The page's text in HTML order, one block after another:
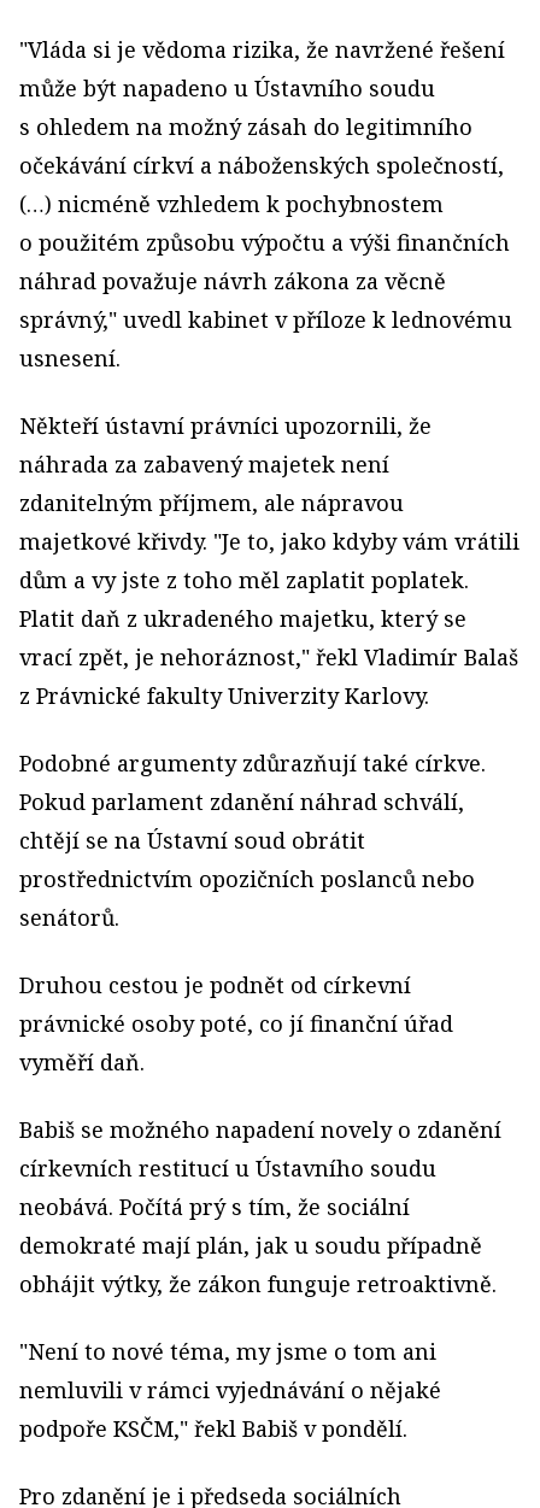
"Vláda si je vědoma rizika, že navržené řešení
může být napadeno u Ústavního soudu
s ohledem na možný zásah do legitimního
očekávání církví a náboženských společností,
(…) nicméně vzhledem k pochybnostem
o použitém způsobu výpočtu a výši finančních
náhrad považuje návrh zákona za věcně
správný," uvedl kabinet v příloze k lednovému
usnesení.
Někteří ústavní právníci upozornili, že
náhrada za zabavený majetek není
zdanitelným příjmem, ale nápravou
majetkové křivdy. "Je to, jako kdyby vám vrátili
dům a vy jste z toho měl zaplatit poplatek.
Platit daň z ukradeného majetku, který se
vrací zpět, je nehoráznost," řekl Vladimír Balaš
z Právnické fakulty Univerzity Karlovy.
Podobné argumenty zdůrazňují také církve.
Pokud parlament zdanění náhrad schválí,
chtějí se na Ústavní soud obrátit
prostřednictvím opozičních poslanců nebo
senátorů.
Druhou cestou je podnět od církevní
právnické osoby poté, co jí finanční úřad
vyměří daň.
Babiš se možného napadení novely o zdanění
církevních restitucí u Ústavního soudu
neobává. Počítá prý s tím, že sociální
demokraté mají plán, jak u soudu případně
obhájit výtky, že zákon funguje retroaktivně.
"Není to nové téma, my jsme o tom ani
nemluvili v rámci vyjednávání o nějaké
podpoře KSČM," řekl Babiš v pondělí.
Pro zdanění je i předseda sociál­ních